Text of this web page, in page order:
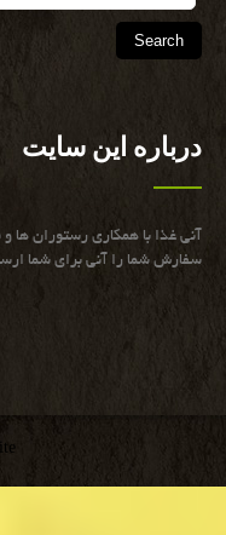
درباره این سایت
آنی غذا با همكاری رستوران ها
سفارش شما را آنی برای شما